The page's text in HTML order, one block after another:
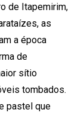
de Itapemirim,
as
a época
de
sítio
tombados.
pastel que